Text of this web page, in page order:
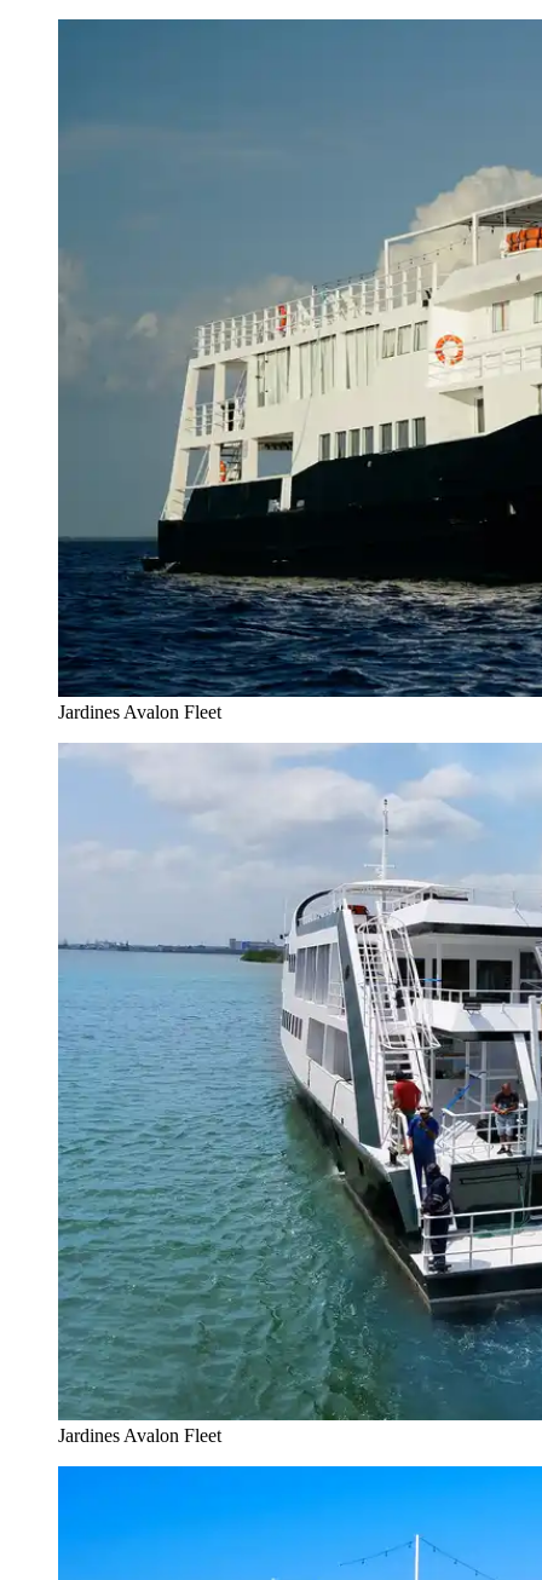
Jardines Avalon Fleet
Jardines Avalon Fleet